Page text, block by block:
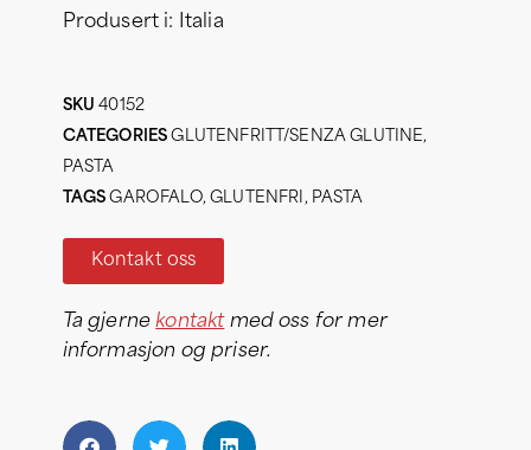
Produsert i: Italia
SKU40152
CATEGORIES GLUTENFRITT/SENZA GLUTINE,
PASTA
TAGS GAROFALO,GLUTENFRI , PASTA
Kontakt oss
Ta gjernekontaktmed oss for mer
informasjon og priser.